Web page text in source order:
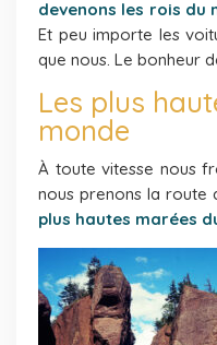
devenons les rois du
Et peu importe les
que nous. Le bonheur
Les plus
monde
À toute vitesse nous
nous prenons la route
plus hautes marées